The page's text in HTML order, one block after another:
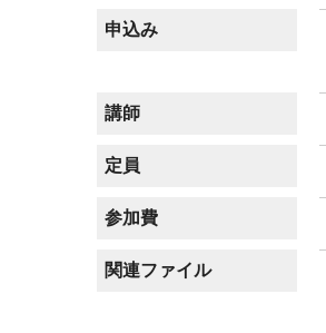
申込み
講師
定員
参加費
関連ファイル